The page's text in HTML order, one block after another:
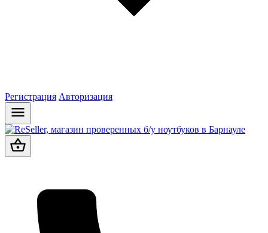
Регистрация Авторизация